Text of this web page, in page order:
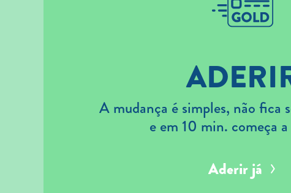
A mudança é simples, não fica
e em 10 min. começa
Aderir já